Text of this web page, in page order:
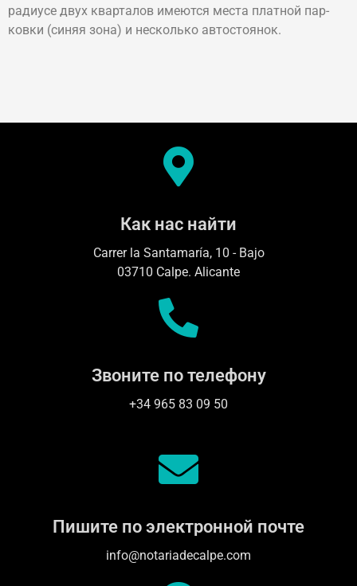
радиусе двух кварталов имеются мес­та плат­ной пар­
ков­ки (си­няя зо­на) и не­сколь­ко ав­то­стоя­нок.
Как нас найти
Carrer la Santamaría, 10 - Bajo
03710 Calpe. Alicante
Звоните по телефону
+34 965 83 09 50
Пишите по электронной почте
info@notariadecalpe.com